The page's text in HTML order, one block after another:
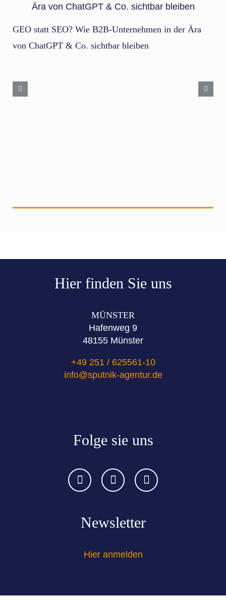
GEO statt SEO? Wie B2B-Unternehmen in der Ära
von ChatGPT & Co. sichtbar bleiben
Hier finden Sie uns
MÜNSTER
Hafenweg 9
48155 Münster
+49 251 / 625561-10
info@sputnik-agentur.de
Folge sie uns
Newsletter
Hier anmelden